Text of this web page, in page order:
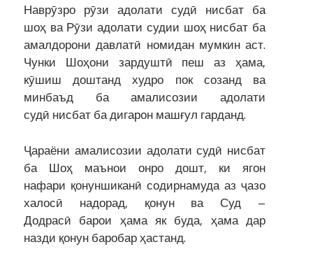
Наврӯзро рӯзи адолати судӣ нисбат ба
шоҳ ва Рӯзи адолати судии шоҳ нисбат ба
амалдорони давлатӣ номидан мумкин аст.
Чунки Шоҳони зардуштӣ пеш аз ҳама,
кӯшиш доштанд худро пок созанд ва
минбаъд ба амалисозии адолати
судӣ нисбат ба дигарон машғул гарданд.
Ҷараёни амалисозии адолати судӣ нисбат
ба Шоҳ маънои онро дошт, ки ягон
нафари қонуншиканӣ содирнамуда аз ҷазо
халосӣ надорад, қонун ва Суд –
Додрасӣ барои ҳама як буда, ҳама дар
назди қонун баробар ҳастанд.